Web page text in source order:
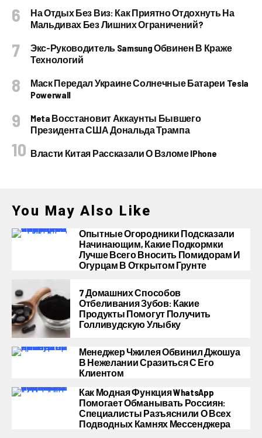
На Отдых Без Виз: Как Приятно Отдохнуть На
Мальдивах Без Лишних Ограничений?
Экс-Руководитель Samsung Обвинен В Краже
Технологий
Маск Передал Украине Солнечные Батареи Tesla
Powerwall
Meta Восстановит Аккаунты Бывшего
Президента США Дональда Трампа
Власти Китая Рассказали О Взломе IPhone
You May Also Like
Опытные Огородники Подсказали
Начинающим, Какие Подкормки
Лучше Всего Вносить Помидорам И
Огурцам В Открытом Грунте
7 Домашних Способов
Отбеливания Зубов: Какие
Продукты Помогут Получить
Голливудскую Улыбку
Менеджер Чжилея Обвинил Джошуа
В Нежелании Сразиться С Его
Клиентом
Как Модная Функция WhatsApp
Помогает Обманывать Россиян:
Специалисты Разъяснили О Всех
Подводных Камнях Мессенджера